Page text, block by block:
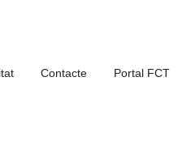
Contacte Portal FCT